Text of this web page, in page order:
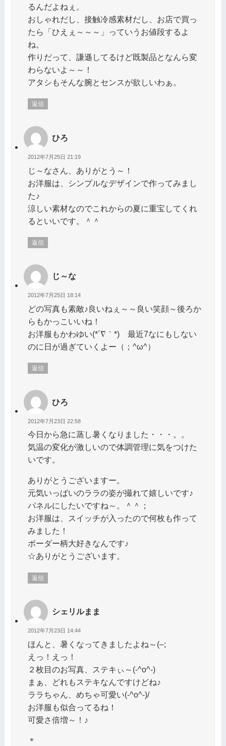
るんだよねぇ。
おしゃれだし、接触冷感素材だし、お店で買っ
たら「ひえぇ～～～」っていうお値段するよ
ね。
作りだって、謙遜してるけど既製品となんら変
わらないよ～～！
アタシもそんな腕とセンスが欲しいわぁ。
返信
ひろ
2012年7月25日 21:19
じ～なさん、ありがとう～！
お洋服は、シンプルなデザインで作ってみまし
た♪
涼しい素材なのでこれからの夏に重宝してくれ
るといいです。＾＾
返信
じ～な
2012年7月25日 18:14
どの写真も素敵♪良いねぇ～～良い笑顔～後ろか
らもかっこいいね！
お洋服もかわゆい(*´∇｀*) 最近7なにもしない
のに日が過ぎていくよー（；^ω^）
返信
ひろ
2012年7月23日 22:58
今日から急に蒸し暑くなりました・・・。。
気温の変化が激しいので体調管理に気をつけた
いです。
ありがとうございますー。
元気いっぱいのララの姿が撮れて嬉しいです♪
パネルにしたいですね～。＾＾；
お洋服は、スイッチが入ったので何枚も作って
みました！
ボーダー柄大好きなんです♪
☆ありがとうございます。
返信
シェリルまま
2012年7月23日 14:44
ほんと、暑くなってきましたよね～(–;
えっ！えっ！
２枚目のお写真、ステキぃ～(-^o^-)
まぁ、どれもステキなんですけどね♪
ララちゃん、めちゃ可愛い(-^o^-)/
お洋服も似合ってるね！
可愛さ倍増～！♪
＊